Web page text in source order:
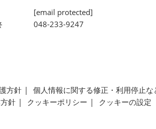
[email protected]
048-233-9247
方針 個人情報に関する修正・利用停止な
針
クッキーポリシー クッキーの設定